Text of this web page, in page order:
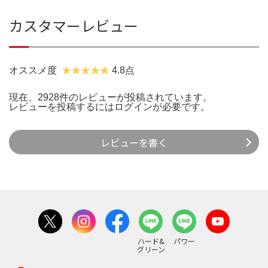
カスタマーレビュー
オススメ度 4.8点
現在、2928件のレビューが投稿されています。
レビューを投稿するには ログインが必要です。
レビューを書く
ハード&
グリーン
パワー